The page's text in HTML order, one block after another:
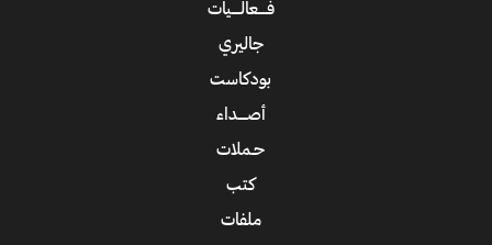
فــــعالــــيات
جاليري
بودكاست
أصــــداء
حـملات
كتب
ملفات